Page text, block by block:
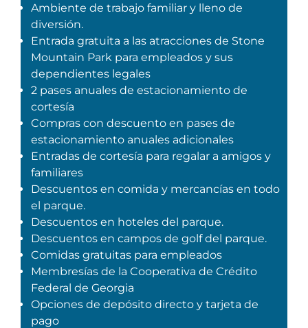
Guía de Naturaleza
Blog
Explorar Áreas Naturales
Servicio de amanecer de Pascua
Sitios de alquiler de yurtas
Group Events
Ambiente de trabajo familiar y lleno de
diversión.
Entrada gratuita a las atracciones de Stone
Mountain Park para empleados y sus
dependientes legales
2 pases anuales de estacionamiento de
cortesía
Compras con descuento en pases de
estacionamiento anuales adicionales
Entradas de cortesía para regalar a amigos y
familiares
Descuentos en comida y mercancías en todo
el parque.
Descuentos en hoteles del parque.
Descuentos en campos de golf del parque.
Comidas gratuitas para empleados
Membresías de la Cooperativa de Crédito
Federal de Georgia
Opciones de depósito directo y tarjeta de
pago